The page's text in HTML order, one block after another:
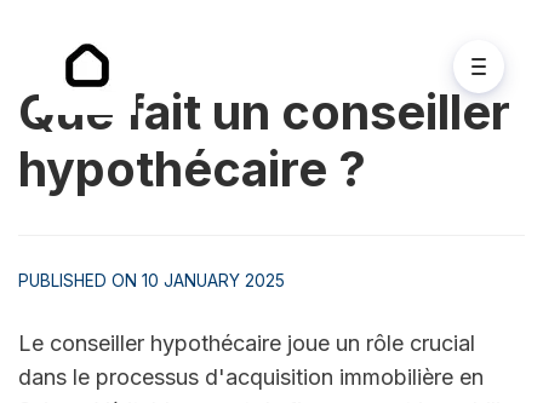
Que fait un conseiller
hypothécaire ?
PUBLISHED ON 10 JANUARY 2025
Le conseiller hypothécaire joue un rôle crucial
dans le processus d'acquisition immobilière en